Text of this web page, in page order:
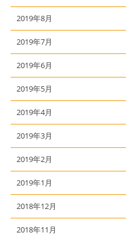
2019年8月
2019年7月
2019年6月
2019年5月
2019年4月
2019年3月
2019年2月
2019年1月
2018年12月
2018年11月